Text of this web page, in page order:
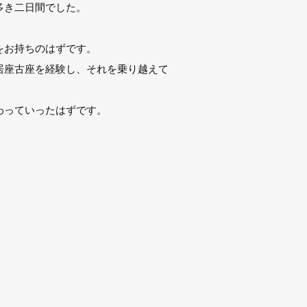
二日間でした。
持ちのはずです。
古座を経験し、それを乗り越えて
ていったはずです。